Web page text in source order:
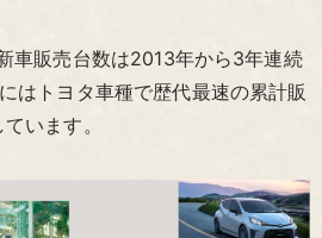
車販売台数は2013年から3年連続
はトヨタ車種で歴代最速の累計販
います。